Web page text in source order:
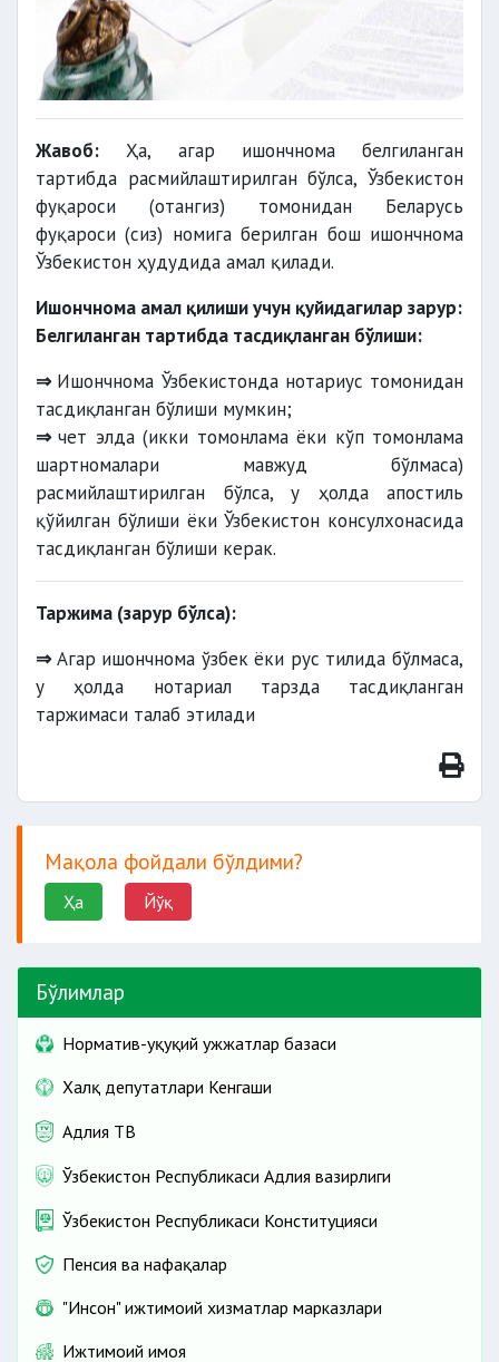
Жавоб: Ҳа, агар ишончнома белгиланган
тартибда расмийлаштирилган бўлса, Ўзбекистон
фуқароси (отангиз) томонидан Беларусь
фуқароси (сиз) номига берилган бош ишончнома
Ўзбекистон ҳудудида амал қилади.
Ишончнома амал қилиши учун қуйидагилар зарур:
Белгиланган тартибда тасдиқланган бўлиши:
⇒ Ишончнома Ўзбекистонда нотариус томонидан
тасдиқланган бўлиши мумкин;
⇒чет элда (икки томонлама ёки кўп томонлама
шартномалари мавжуд бўлмаса)
расмийлаштирилган бўлса, у ҳолда апостиль
қўйилган бўлиши ёки Ўзбекистон консулхонасида
тасдиқланган бўлиши керак.
Таржима (зарур бўлса):
⇒ Агар ишончнома ўзбек ёки рус тилида бўлмаса,
у ҳолда нотариал тарзда тасдиқланган
таржимаси талаб этилади
Мақола фойдали бўлдими?
Ҳа Йўқ
Бўлимлар
Норматив-ҳуқуқий ҳужжатлар базаси
Халқ депутатлари Кенгаши
Адлия ТВ
Ўзбекистон Республикаси Адлия вазирлиги
Ўзбекистон Республикаси Конституцияси
Пенсия ва нафақалар
"Инсон" ижтимоий хизматлар марказлари
Ижтимоий ҳимоя